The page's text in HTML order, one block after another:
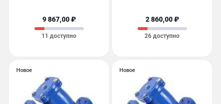
9 867,00 ₽
11 доступно
2 860,00 ₽
26 доступно
Новое Новое